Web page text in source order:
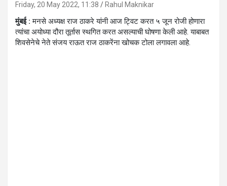
Friday, 20 May 2022, 11:38 Rahul Maknikar
मुंबई : मनसे अध्यक्ष राज ठाकरे यांनी आज ट्विट करत ५ जून रोजी होणारा
त्यांचा अयोध्या दौरा तूर्तास स्थगित करत असल्याची घोषणा केली आहे. याबाबत
शिवसेनेचे नेते संजय राऊत राज ठाकरेंना खोचक टोला लगावला आहे.